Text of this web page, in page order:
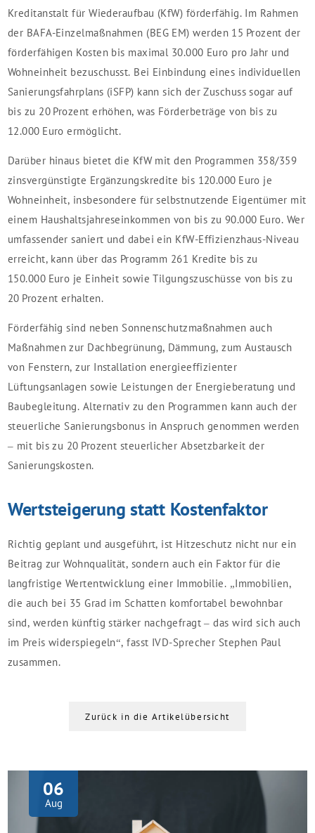
Kreditanstalt für Wiederaufbau (KfW) förderfähig. Im Rahmen
der BAFA-Einzelmaßnahmen (BEG EM) werden 15 Prozent der
förderfähigen Kosten bis maximal 30.000 Euro pro Jahr und
Wohneinheit bezuschusst. Bei Einbindung eines individuellen
Sanierungsfahrplans (iSFP) kann sich der Zuschuss sogar auf
bis zu 20 Prozent erhöhen, was Förderbeträge von bis zu
12.000 Euro ermöglicht.
Darüber hinaus bietet die KfW mit den Programmen 358/359
zinsvergünstigte Ergänzungskredite bis 120.000 Euro je
Wohneinheit, insbesondere für selbstnutzende Eigentümer mit
einem Haushaltsjahreseinkommen von bis zu 90.000 Euro. Wer
umfassender saniert und dabei ein KfW-Effizienzhaus-Niveau
erreicht, kann über das Programm 261 Kredite bis zu
150.000 Euro je Einheit sowie Tilgungszuschüsse von bis zu
20 Prozent erhalten.
Förderfähig sind neben Sonnenschutzmaßnahmen auch
Maßnahmen zur Dachbegrünung, Dämmung, zum Austausch
von Fenstern, zur Installation energieeffizienter
Lüftungsanlagen sowie Leistungen der Energieberatung und
Baubegleitung. Alternativ zu den Programmen kann auch der
steuerliche Sanierungsbonus in Anspruch genommen werden
– mit bis zu 20 Prozent steuerlicher Absetzbarkeit der
Sanierungskosten.
Wertsteigerung statt Kostenfaktor
Richtig geplant und ausgeführt, ist Hitzeschutz nicht nur ein
Beitrag zur Wohnqualität, sondern auch ein Faktor für die
langfristige Wertentwicklung einer Immobilie. „Immobilien,
die auch bei 35 Grad im Schatten komfortabel bewohnbar
sind, werden künftig stärker nachgefragt – das wird sich auch
im Preis widerspiegeln“, fasst IVD-Sprecher Stephen Paul
zusammen.
Zurück in die Artikelübersicht
06
Aug